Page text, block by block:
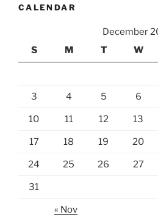
CALENDAR
December
S
M T W
3 4 5 6
10 11 12 13
17 18 19 20
24 25 26 27
31
« Nov